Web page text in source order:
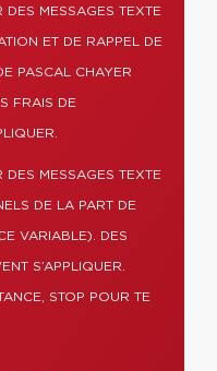
DES MESSAGES TEXTE
ET DE RAPPEL DE
PASCAL CHAYER
FRAIS DE
DES MESSAGES TEXTE
DE LA PART DE
VARIABLE). DES
S’APPLIQUER.
STOP POUR TE